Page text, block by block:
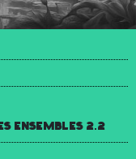
Ensembles 2.2